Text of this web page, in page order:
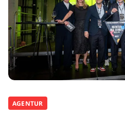
AGENTUR